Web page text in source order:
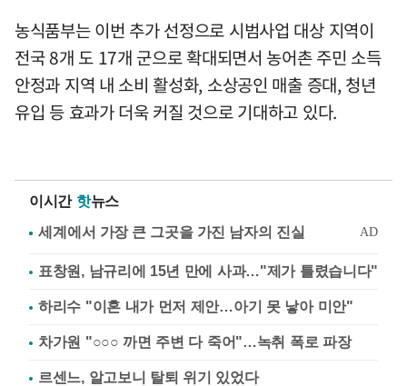
농식품부는 이번 추가 선정으로 시범사업 대상 지역이
전국 8개 도 17개 군으로 확대되면서 농어촌 주민 소득
안정과 지역 내 소비 활성화, 소상공인 매출 증대, 청년
유입 등 효과가 더욱 커질 것으로 기대하고 있다.
이시간 핫뉴스
표창원, 남규리에 15년 만에 사과…"제가 틀렸습니다"
하리수 "이혼 내가 먼저 제안…아기 못 낳아 미안"
차가원 "○○○ 까면 주변 다 죽어"…녹취 폭로 파장
르센느, 알고보니 탈퇴 위기 있었다